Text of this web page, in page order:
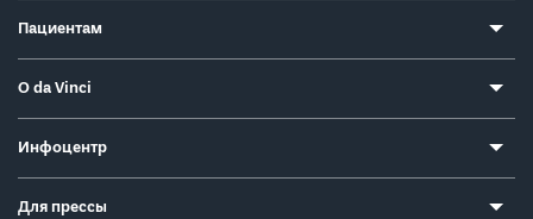
Пациентам
О da Vinci
Инфоцентр
Для прессы